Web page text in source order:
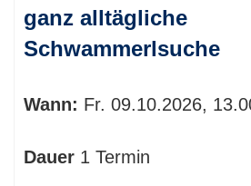
ganz alltägliche
Schwammerlsuche
Wann: Fr. 09.10.2026,
Dauer 1 Termin